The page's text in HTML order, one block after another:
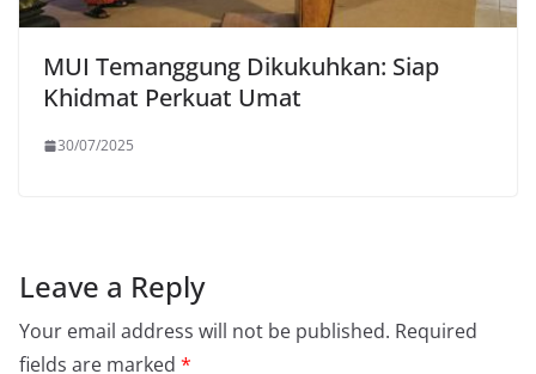
MUI Temanggung Dikukuhkan: Siap
Khidmat Perkuat Umat
30/07/2025
Leave a Reply
Your email address will not be published. Required
fields are marked *